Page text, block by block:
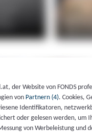
der Website von FONDS
von Partnern (4). Cookies,
Identifikatoren,
oder gelesen werden, um
von Werbeleistung und